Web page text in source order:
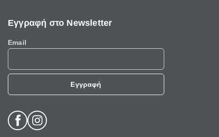
Εγγραφή στο Newsletter
Email
Εγγραφή